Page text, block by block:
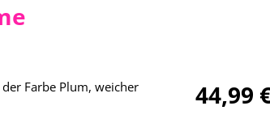
Regulärer
44,99